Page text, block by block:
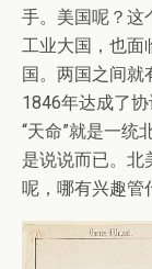
手。美国呢？这
工业大国，也面
国。两国之间就
1846年达成了
“天命”就是一统
是说说而已。北
呢，哪有兴趣管